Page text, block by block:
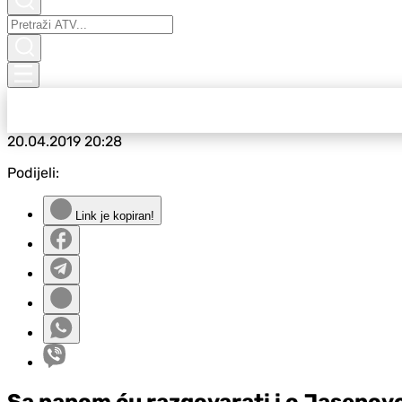
20.04.201920:28
Podijeli:
Link je kopiran!